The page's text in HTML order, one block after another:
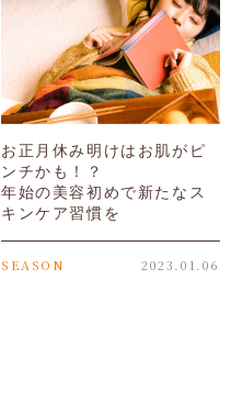
お正月休み明けはお肌がピ
ンチかも！？
年始の美容初めで新たなス
キンケア習慣を
SEASON 2023.01.06